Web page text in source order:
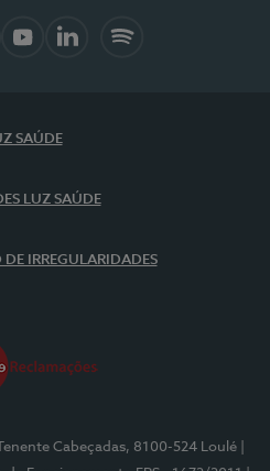
SAÚDE
LUZ SAÚDE
IRREGULARIDADES
Cabeçadas, 8100-524 Loulé